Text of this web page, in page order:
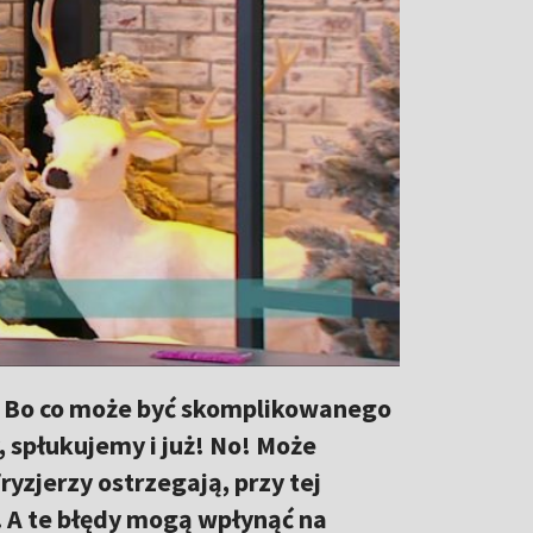
co może być skomplikowanego
i już! No! Może
ostrzegają, przy tej
te błędy mogą wpłynąć na